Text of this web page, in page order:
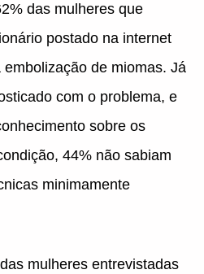
das mulheres que
postado na internet
de miomas. Já
com o problema, e
sobre os
44% não sabiam
minimamente
mulheres entrevistadas